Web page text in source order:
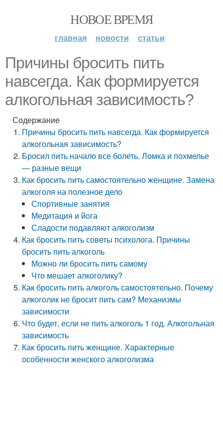
НОВОЕ ВРЕМЯ
главная новости статьи
Причины бросить пить
навсегда. Как формируется
алкогольная зависимость?
Содержание
Причины бросить пить навсегда. Как формируется
алкогольная зависимость?
Бросил пить начало все болеть. Ломка и похмелье
— разные вещи
Как бросить пить самостоятельно женщине. Замена
алкоголя на полезное дело
Спортивные занятия
Медитация и йога
Сладости подавляют алкоголизм
Как бросить пить советы психолога. Причины
бросить пить алкоголь
Можно ли бросить пить самому
Что мешает алкоголику?
Как бросить пить алкоголь самостоятельно. Почему
алкоголик не бросит пить сам? Механизмы
зависимости
Что будет, если не пить алкоголь 1 год. Алкогольная
зависимость
Как бросить пить женщине. Характерные
особенности женского алкоголизма